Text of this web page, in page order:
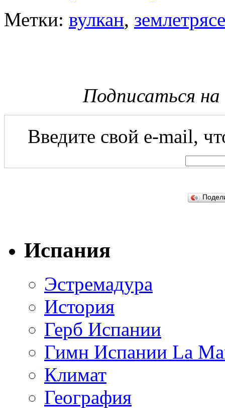
Метки: вулкан,
Подписаться
Введите свой e-mail,
Испания
Эстремадура
История
Герб Испании
Гимн Испании La
Климат
География